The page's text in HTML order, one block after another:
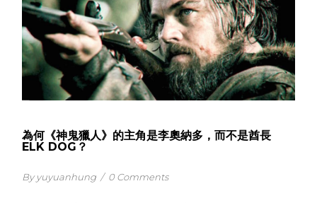
為何《神鬼獵人》的主角是李奧納多，而不是酋長
ELK DOG？
By yuyuanhung / 0 Comments